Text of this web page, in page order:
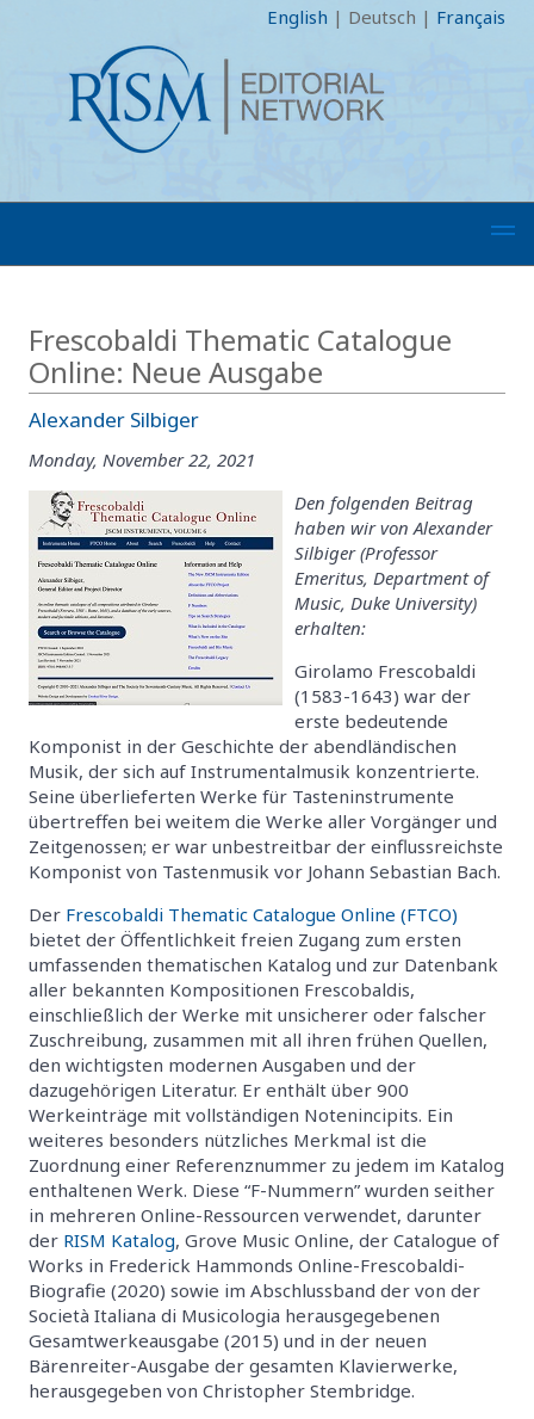
English | Deutsch | Français
Frescobaldi Thematic Catalogue
Online: Neue Ausgabe
Alexander Silbiger
Monday, November 22, 2021
Den folgenden Beitrag
haben wir von Alexander
Silbiger (Professor
Emeritus, Department of
Music, Duke University)
erhalten:
Girolamo Frescobaldi
(1583-1643) war der
erste bedeutende
Komponist in der Geschichte der abendländischen
Musik, der sich auf Instrumentalmusik konzentrierte.
Seine überlieferten Werke für Tasteninstrumente
übertreffen bei weitem die Werke aller Vorgänger und
Zeitgenossen; er war unbestreitbar der einflussreichste
Komponist von Tastenmusik vor Johann Sebastian Bach.
Der Frescobaldi Thematic Catalogue Online (FTCO)
bietet der Öffentlichkeit freien Zugang zum ersten
umfassenden thematischen Katalog und zur Datenbank
aller bekannten Kompositionen Frescobaldis,
einschließlich der Werke mit unsicherer oder falscher
Zuschreibung, zusammen mit all ihren frühen Quellen,
den wichtigsten modernen Ausgaben und der
dazugehörigen Literatur. Er enthält über 900
Werkeinträge mit vollständigen Notenincipits. Ein
weiteres besonders nützliches Merkmal ist die
Zuordnung einer Referenznummer zu jedem im Katalog
enthaltenen Werk. Diese “F-Nummern” wurden seither
in mehreren Online-Ressourcen verwendet, darunter
der RISM Katalog, Grove Music Online, der Catalogue of
Works in Frederick Hammonds Online-Frescobaldi-
Biografie (2020) sowie im Abschlussband der von der
Società Italiana di Musicologia herausgegebenen
Gesamtwerkeausgabe (2015) und in der neuen
Bärenreiter-Ausgabe der gesamten Klavierwerke,
herausgegeben von Christopher Stembridge.